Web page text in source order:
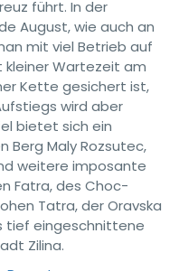
führt. In der
August, wie auch an
mit viel Betrieb auf
Wartezeit am
Kette gesichert ist,
wird aber
bietet sich ein
Berg Maly Rozsutec,
weitere imposante
Fatra, des Choc-
Tatra, der Oravska
tief eingeschnittene
Zilina.